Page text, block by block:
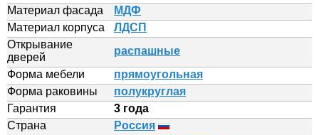
Материал фасада
МДФ
Материал корпуса
ЛДСП
Открывание
дверей
распашные
Форма мебели
прямоугольная
Форма раковины
полукруглая
Гарантия
3 года
Страна
Россия